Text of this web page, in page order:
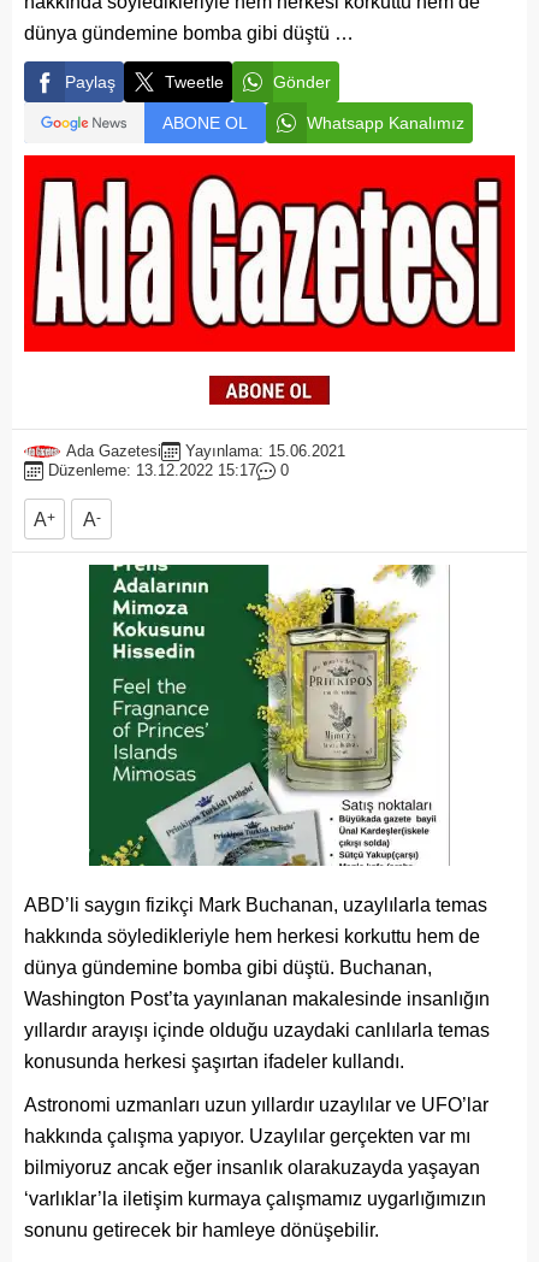
dünya gündemine bomba gibi düştü …
Paylaş Tweetle Gönder
ABONE OL Whatsapp Kanalımız
Ada Gazetesi
Yayınlama: 15.06.2021
Düzenleme: 13.12.2022 15:17
0
A+ A-
ABD’li saygın fizikçi Mark Buchanan, uzaylılarla temas
hakkında söyledikleriyle hem herkesi korkuttu hem de
dünya gündemine bomba gibi düştü. Buchanan,
Washington Post’ta yayınlanan makalesinde insanlığın
yıllardır arayışı içinde olduğu uzaydaki canlılarla temas
konusunda herkesi şaşırtan ifadeler kullandı.
Astronomi uzmanları uzun yıllardır uzaylılar ve UFO’lar
hakkında çalışma yapıyor. Uzaylılar gerçekten var mı
bilmiyoruz ancak eğer insanlık olarakuzayda yaşayan
‘varlıklar’la iletişim kurmaya çalışmamız uygarlığımızın
sonunu getirecek bir hamleye dönüşebilir.